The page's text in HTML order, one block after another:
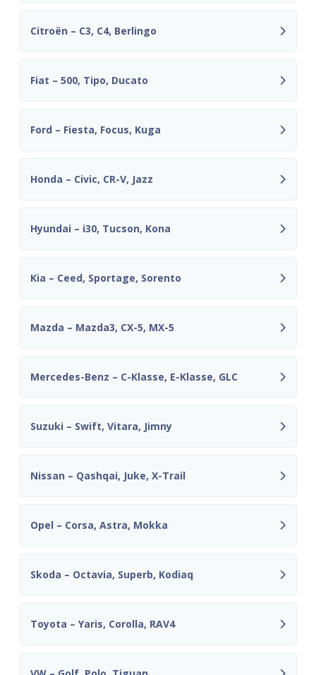
Citroën – C3, C4, Berlingo
Fiat – 500, Tipo, Ducato
Ford – Fiesta, Focus, Kuga
Honda – Civic, CR-V, Jazz
Hyundai – i30, Tucson, Kona
Kia – Ceed, Sportage, Sorento
Mazda – Mazda3, CX-5, MX-5
Mercedes-Benz – C-Klasse, E-Klasse, GLC
Suzuki – Swift, Vitara, Jimny
Nissan – Qashqai, Juke, X-Trail
Opel – Corsa, Astra, Mokka
Skoda – Octavia, Superb, Kodiaq
Toyota – Yaris, Corolla, RAV4